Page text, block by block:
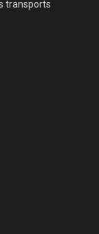
transports